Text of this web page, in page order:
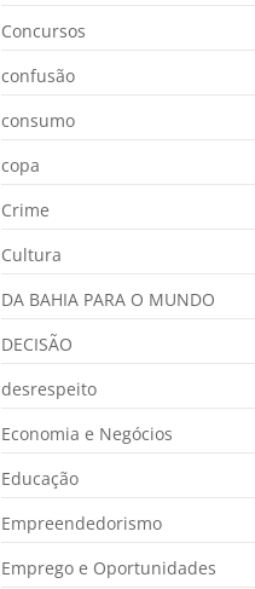
Concursos
confusão
consumo
copa
Crime
Cultura
DA BAHIA PARA O MUNDO
DECISÃO
desrespeito
Economia e Negócios
Educação
Empreendedorismo
Emprego e Oportunidades